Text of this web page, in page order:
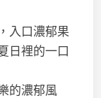
入口濃郁果
日裡的一口
的濃郁風